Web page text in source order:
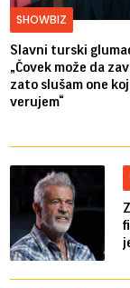
SHOWBIZ
Slavni turski
„Čovek može da
zato slušam one
verujem“